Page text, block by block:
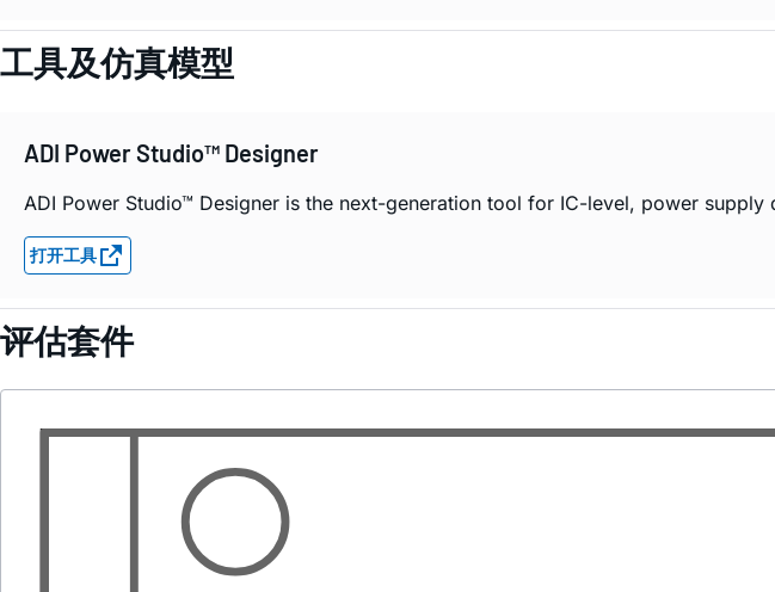
工具及仿真模型
ADI Power Studio™ Designer
ADI Power Studio™ Designer is the next-generation tool for IC-level, power
打开工具
评估套件